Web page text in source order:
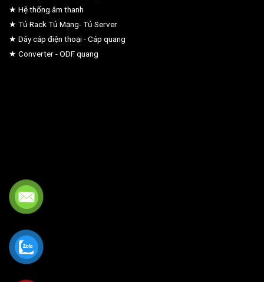
★ Hệ thống âm thanh
★ Tủ Rack Tủ Mạng- Tủ Server
★ Dây cáp điện thoại - Cáp quang
★ Converter - ODF quang